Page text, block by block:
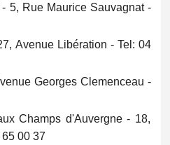
5, Rue Maurice Sauvagnat -
Avenue Libération - Tel: 04
Georges Clemenceau -
Champs d'Auvergne - 18,
00 37